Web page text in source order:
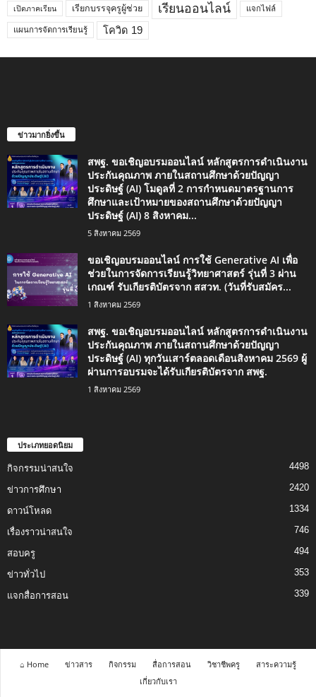
เปิดภาคเรียน เรียกบรรจุครูผู้ช่วย เรียนออนไลน์ แจกไฟล์
แผนการจัดการเรียนรู้ โควิด 19
ข่าวมากยิ่งขึ้น
สพฐ. ขอเชิญอบรมออนไลน์ หลักสูตรการดำเนินงาน
ประกันคุณภาพ ภายในสถานศึกษาด้วยปัญญา
ประดิษฐ์ (AI) โมดูลที่ 2 การกำหนดมาตรฐานการ
ศึกษาและเป้าหมายของสถานศึกษาด้วยปัญญา
ประดิษฐ์ (AI) 8 สิงหาคม...
5 สิงหาคม 2569
ขอเชิญอบรมออนไลน์ การใช้ Generative AI เพื่อ
ช่วยในการจัดการเรียนรู้วิทยาศาสตร์ รุ่นที่ 3 ผ่าน
เกณฑ์ รับเกียรติบัตรจาก สสวท. (วันที่รับสมัคร...
1 สิงหาคม 2569
สพฐ. ขอเชิญอบรมออนไลน์ หลักสูตรการดำเนินงาน
ประกันคุณภาพ ภายในสถานศึกษาด้วยปัญญา
ประดิษฐ์ (AI) ทุกวันเสาร์ตลอดเดือนสิงหาคม 2569 ผู้
ผ่านการอบรมจะได้รับเกียรติบัตรจาก สพฐ.
1 สิงหาคม 2569
ประเภทยอดนิยม
กิจกรรมน่าสนใจ 4498
ข่าวการศึกษา 2420
ดาวน์โหลด 1334
เรื่องราวน่าสนใจ 746
สอบครู 494
ข่าวทั่วไป 353
แจกสื่อการสอน 339
⌂ Home ข่าวสาร กิจกรรม สื่อการสอน วิชาชีพครู
สาระความรู้
เกี่ยวกับเรา